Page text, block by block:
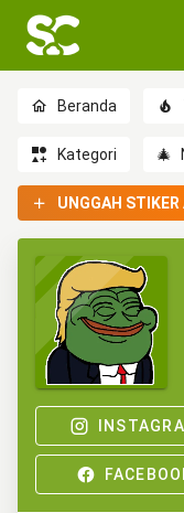
Beranda
Kategori 🎄
UNGGAH STIKER